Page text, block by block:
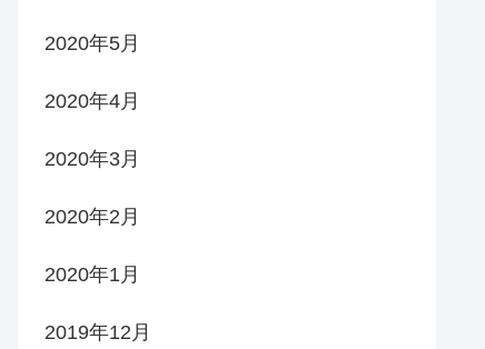
2020年5月
2020年4月
2020年3月
2020年2月
2020年1月
2019年12月